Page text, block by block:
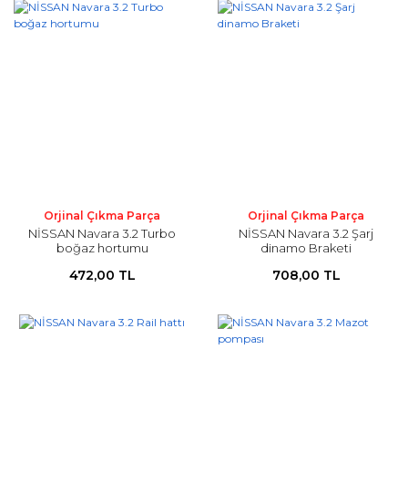
Orjinal Çıkma Parça
NİSSAN Navara 3.2 Turbo
boğaz hortumu
472,00 TL
Orjinal Çıkma Parça
NİSSAN Navara 3.2 Şarj
dinamo Braketi
708,00 TL